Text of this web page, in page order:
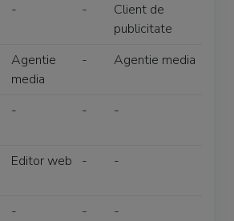
- -
Client de
publicitate
Agentie
media
- Agentie media
- - -
Editor web - -
- - -